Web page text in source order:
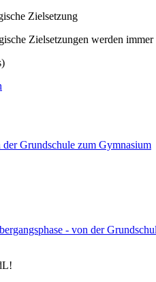
Zielsetzung
Zielsetzungen werden
der Grundschule zum Gymnasium
- von der